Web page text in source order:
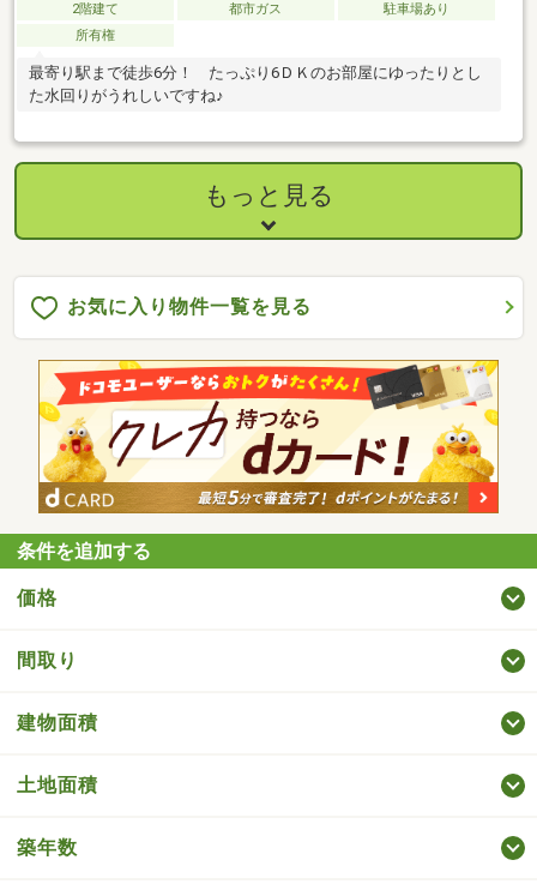
2階建て 都市ガス
駐車場あり
所有権
最寄り駅まで徒歩6分！ たっぷり6ＤＫのお部屋にゆったりとし
た水回りがうれしいですね♪
もっと見る
お気に入り物件一覧を見る
条件を追加する
価格
間取り
建物面積
土地面積
築年数